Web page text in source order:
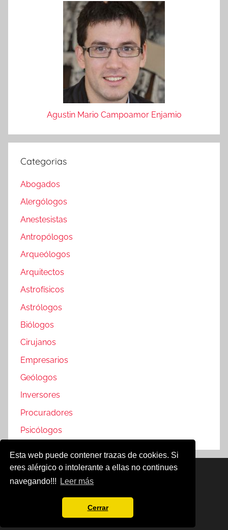
Esta web puede contener trazas de cookies. Si
eres alérgico o intolerante a ellas no continues
navegando!!!
Leer más
Cerrar
Agustin Mario Campoamor Enjamio
Categorias
Abogados
Alergólogos
Anestesistas
Antropólogos
Arqueólogos
Arquitectos
Astrofísicos
Astrólogos
Biólogos
Cirujanos
Empresarios
Geólogos
Inversores
Procuradores
Psicólogos
Famosos @2019
Política de Cookies